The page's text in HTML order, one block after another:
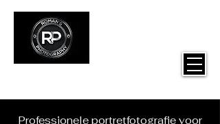
Professionele portretfotografie voor